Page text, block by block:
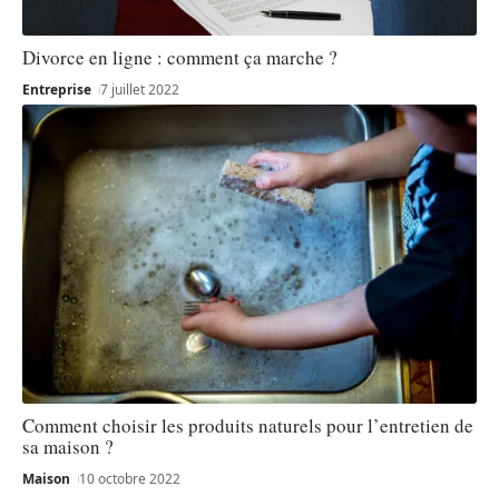
Divorce en ligne : comment ça marche ?
Entreprise 7 juillet 2022
Comment choisir les produits naturels pour l’entretien de
sa maison ?
Maison 10 octobre 2022